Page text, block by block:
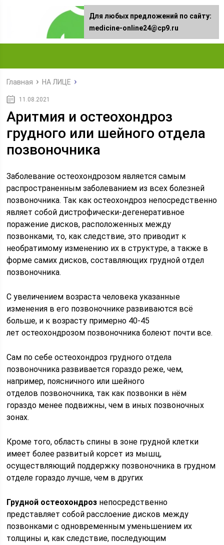
Главная НА ЛИЦЕ
11.08.2021
Аритмия и остеохондроз
грудного или шейного отдела
позвоночника
Заболевание остеохондрозом является самым
распространенным заболеванием из всех болезней
позвоночника. Так как остеохондроз непосредственно
являет собой дистрофически-дегенеративное
поражение дисков, расположенных между
позвонками, то, как следствие, это приводит к
необратимому изменению их в структуре, а также в
форме самих дисков, составляющих грудной отдел
позвоночника.
С увеличением возраста человека указанные
изменения в его позвоночнике развиваются всё
больше, и к возрасту примерно 40-45
лет остеохондрозом позвоночника болеют почти все.
Сам по себе остеохондроз грудного отдела
позвоночника развивается гораздо реже, чем,
например, поясничного или шейного
отделов позвоночника, так как позвонки в нём
гораздо менее подвижны, чем в иных позвоночных
зонах.
Кроме того, область спины в зоне грудной клетки
имеет более развитый корсет из мышц,
осуществляющий поддержку позвоночника в грудном
отделе гораздо лучше, чем в других
Грудной остеохондроз непосредственно
представляет собой расслоение дисков между
позвонками с одновременным уменьшением их
толщины и, как следствие, последующим
Для любых предложений по сайту:
medicine-online24@cp9.ru